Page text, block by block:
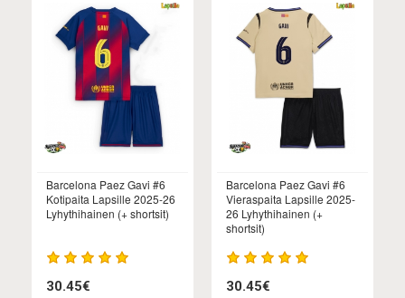
Barcelona Paez Gavi #6
Kotipaita Lapsille 2025-26
Lyhythihainen (+ shortsit)
30.45€
Barcelona Paez Gavi #6
Vieraspaita Lapsille 2025-
26 Lyhythihainen (+
shortsit)
30.45€